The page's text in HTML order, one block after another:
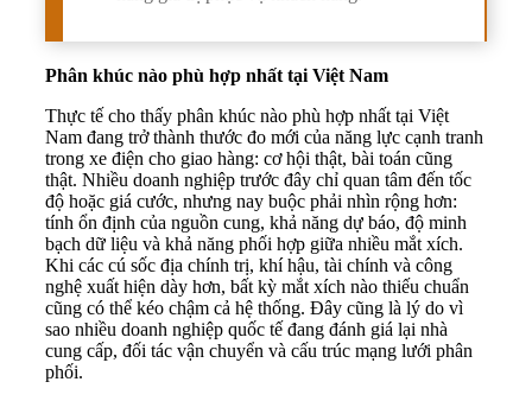
Phân khúc nào phù hợp nhất tại Việt Nam
Thực tế cho thấy phân khúc nào phù hợp nhất tại Việt
Nam đang trở thành thước đo mới của năng lực cạnh tranh
trong xe điện cho giao hàng: cơ hội thật, bài toán cũng
thật. Nhiều doanh nghiệp trước đây chỉ quan tâm đến tốc
độ hoặc giá cước, nhưng nay buộc phải nhìn rộng hơn:
tính ổn định của nguồn cung, khả năng dự báo, độ minh
bạch dữ liệu và khả năng phối hợp giữa nhiều mắt xích.
Khi các cú sốc địa chính trị, khí hậu, tài chính và công
nghệ xuất hiện dày hơn, bất kỳ mắt xích nào thiếu chuẩn
cũng có thể kéo chậm cả hệ thống. Đây cũng là lý do vì
sao nhiều doanh nghiệp quốc tế đang đánh giá lại nhà
cung cấp, đối tác vận chuyển và cấu trúc mạng lưới phân
phối.